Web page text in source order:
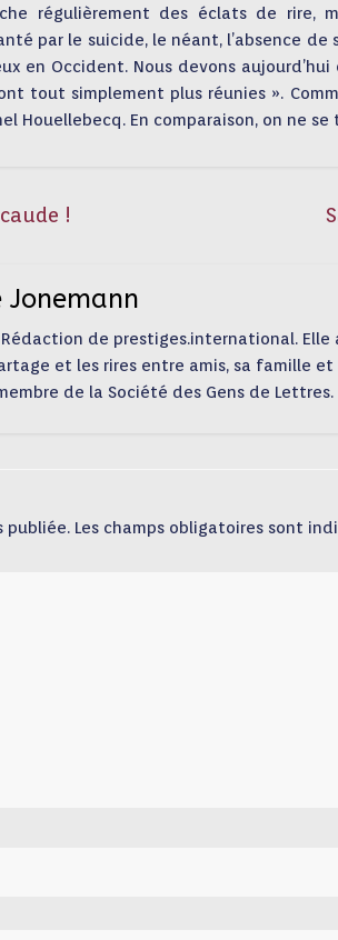
régulièrement des éclats de rire,
par le suicide, le néant, l’absence de
en Occident. Nous devons
tout simplement plus réunies ».
Houellebecq. En comparaison, on ne
!
Jonemann
de prestiges.international. Elle
et les rires entre amis, sa famille
de la Société des Gens de Lettres.
publiée. Les champs obligatoires sont